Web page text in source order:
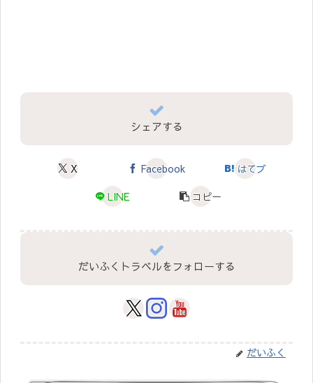
シェアする
X Facebook
はてブ
LINE
コピー
だいふくトラベルをフォローする
だいふく